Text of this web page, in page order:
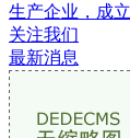
生产企业，成
关注我们
最新消息